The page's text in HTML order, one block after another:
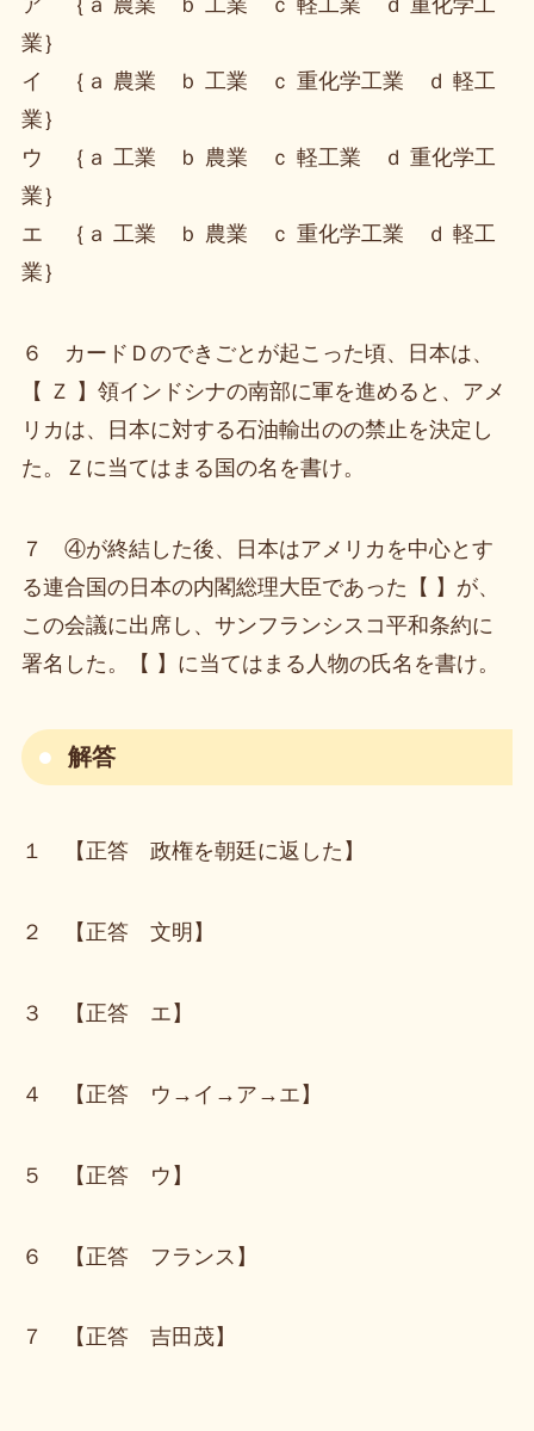
ア ｛ａ 農業 ｂ 工業 ｃ 軽工業 ｄ 重化学工
業｝
イ ｛ａ 農業 ｂ 工業 ｃ 重化学工業 ｄ 軽工
業｝
ウ ｛ａ 工業 ｂ 農業 ｃ 軽工業 ｄ 重化学工
業｝
エ ｛ａ 工業 ｂ 農業 ｃ 重化学工業 ｄ 軽工
業｝
６ カードＤのできごとが起こった頃、日本は、
【 Ｚ 】領インドシナの南部に軍を進めると、アメ
リカは、日本に対する石油輸出のの禁止を決定し
た。Ｚに当てはまる国の名を書け。
７ ④が終結した後、日本はアメリカを中心とす
る連合国の日本の内閣総理大臣であった【 】が、
この会議に出席し、サンフランシスコ平和条約に
署名した。【 】に当てはまる人物の氏名を書け。
解答
１ 【正答 政権を朝廷に返した】
２ 【正答 文明】
３ 【正答 エ】
４ 【正答 ウ→イ→ア→エ】
５ 【正答 ウ】
６ 【正答 フランス】
７ 【正答 吉田茂】